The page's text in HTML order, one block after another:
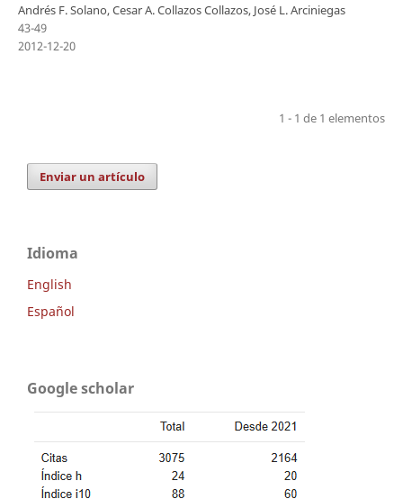
Andrés F. Solano, Cesar A. Collazos Collazos, José L. Arciniegas
43-49
2012-12-20
1 - 1 de 1 elementos
Enviar un artículo
Idioma
English
Español
Google scholar